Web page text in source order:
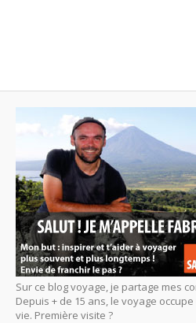
Sur ce blog voyage, je partage mes
Depuis + de 15 ans, le voyage
vie. Première visite ?